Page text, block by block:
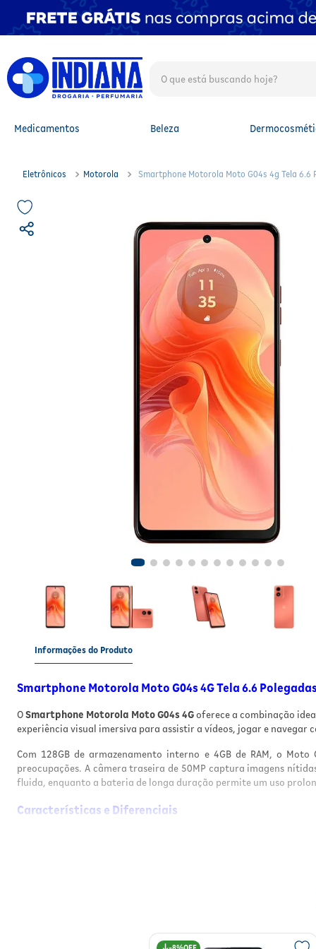
Medicamentos Beleza
Eletrônicos Motorola Smartphone Motorola Moto G04s 4g Tela 6.6
Informações do Produto
Smartphone Motorola Moto G04s 4G Tela 6.6 Polegadas
OSmartphone Motorola Moto G04s 4Goferece a combinação
experiência visual imersiva para assistir a vídeos, jogar e navegar
Com 128GB de armazenamento interno e 4GB de RAM, o
preocupações. A câmera traseira de 50MP captura imagens
fluida, enquanto a bateria de longa duração permite um uso
Características e Diferenciais
50MP – Fotos de alta qualidade e com
4G – Internet rápida e confiável onde você
TERMOS MAIS BUSCADOS
1º
fralda
lenço umedecido
óleo capilar